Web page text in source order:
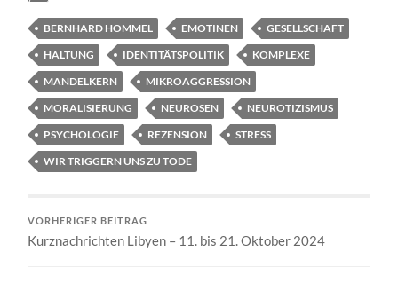
BERNHARD HOMMEL EMOTINEN
GESELLSCHAFT
HALTUNG
IDENTITÄTSPOLITIK
KOMPLEXE
MANDELKERN
MIKROAGGRESSION
MORALISIERUNG
NEUROSEN
NEUROTIZISMUS
PSYCHOLOGIE
REZENSION
STRESS
WIR TRIGGERN UNS ZU TODE
VORHERIGER BEITRAG
Kurznachrichten Libyen – 11. bis 21. Oktober 2024